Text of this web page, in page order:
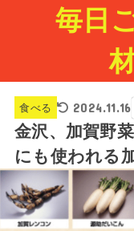
毎日
食べる 2024.11.16
金沢、加賀野
にも使われる